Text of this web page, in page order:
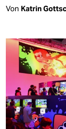
Von Katrin